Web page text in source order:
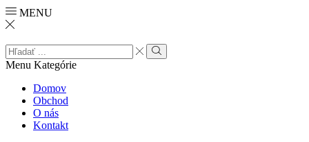
MENU
Search
input
Search
Menu Kategórie
Domov
Obchod
O nás
Kontakt